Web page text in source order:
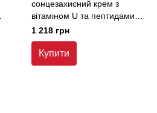
сонцезахисний крем з
вітаміном U та пептидами
CU: Vitamin U Sun Cream
SPF 50+ PA++++ , 50 мл
1 218 грн
Купити